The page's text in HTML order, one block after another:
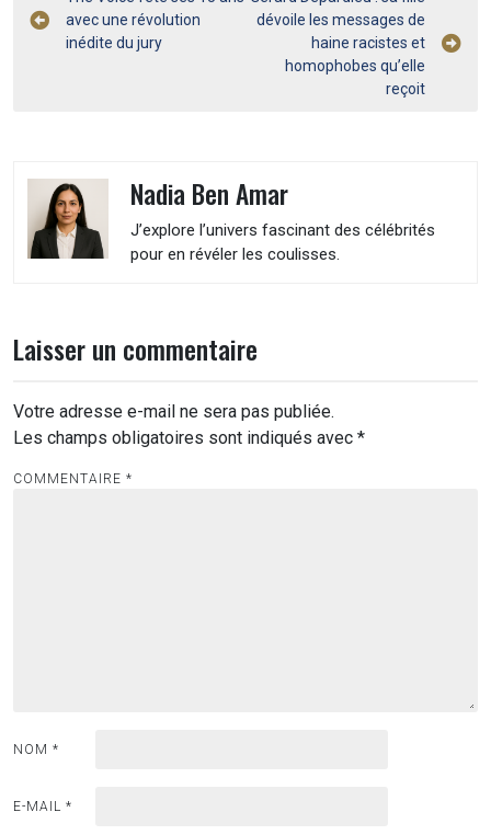
de
avec une révolution
inédite du jury
dévoile les messages de
haine racistes et
homophobes qu’elle
reçoit
Nadia Ben Amar
J’explore l’univers fascinant des célébrités
pour en révéler les coulisses.
Laisser un commentaire
Votre adresse e-mail ne sera pas publiée.
Les champs obligatoires sont indiqués avec *
COMMENTAIRE *
NOM *
E-MAIL *